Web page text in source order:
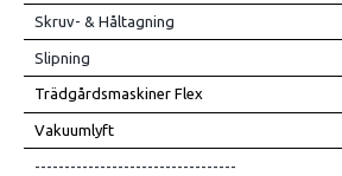
Skruv- & Håltagning
Slipning
Trädgårdsmaskiner Flex
Vakuumlyft
----------------------------------